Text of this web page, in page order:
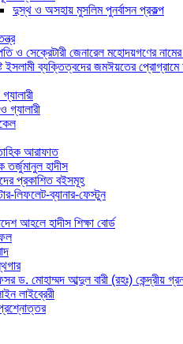
দুস্থ ও অসহায় মুসলিম পুনর্বাসন প্রকল্প
ও সেক্রেটারী জেনারেল মহোদয়গণের নামের
ইসলামী ব্যক্তিত্বদের জমঈয়তের
গ্যালারী
আরাফাত
তর্জুমানুল হাদীস
প্রকাশিত বইসমূহ
লিফলেট-ব্যানার-ফেস্টুন
আহলে হাদীস শিক্ষা বোর্ড
ড. মোহাম্মদ আব্দুল বারী (রহঃ) কেন্দ্রীয়
লাইব্রেরী